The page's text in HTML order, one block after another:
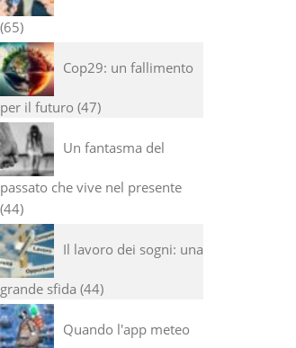
65
Cop29: un fallimento
per il futuro 47
Un fantasma del
passato che vive nel presente
44
Il lavoro dei sogni: una
grande sfida 44
Quando l'app meteo